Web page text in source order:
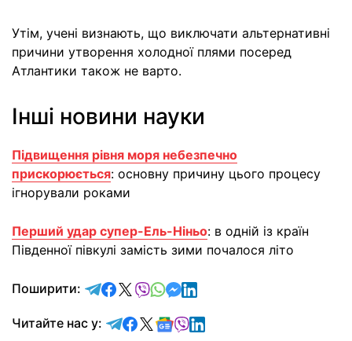
Утім, учені визнають, що виключати альтернативні
причини утворення холодної плями посеред
Атлантики також не варто.
Інші новини науки
Підвищення рівня моря небезпечно
прискорюється: основну причину цього процесу
ігнорували роками
Перший удар супер-Ель-Ніньо: в одній із країн
Південної півкулі замість зими почалося літо
Поширити: відправити у Telegram
поділитись у Facebook
поділитись у X
відправити у Viber
відправити у Whatsapp
відправити у Messenger
відправити у LinkedIn
Читайте нас у: Читайте у Telegram
Читайте у Facebook
Читайте у X
Читайте у Google news
Читайте у Viber
Читайте у LinkedIn